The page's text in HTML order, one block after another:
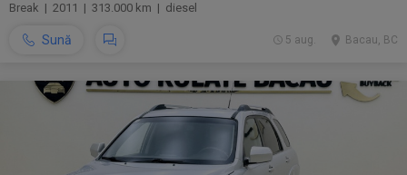
Break | 2011 | 313.000 km | diesel
Sună Bacau, BC
5 aug.